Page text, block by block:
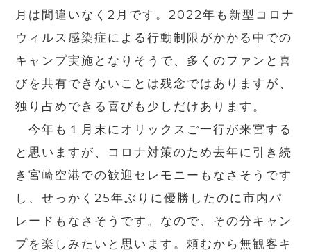
月は間違いなく2月です。2022年も新型コロナ
ウィルス感染症による行動制限がかかる中での
キャンプ実施となりそうで、多くのファンと喜
びを共有できないことは残念ではありますが、
独り占めできる喜びも少しだけあります。
今年も１月末にオリックスご一行が来宮する
と思いますが、コロナ対策のため去年に引き続
き宮崎空港での歓迎セレモニーもなさそうです
し、せっかく25年ぶりに優勝したのに市内パ
レードもなさそうです。なので、その分キャン
プを楽しみたいと思います。頼むから無観客キ